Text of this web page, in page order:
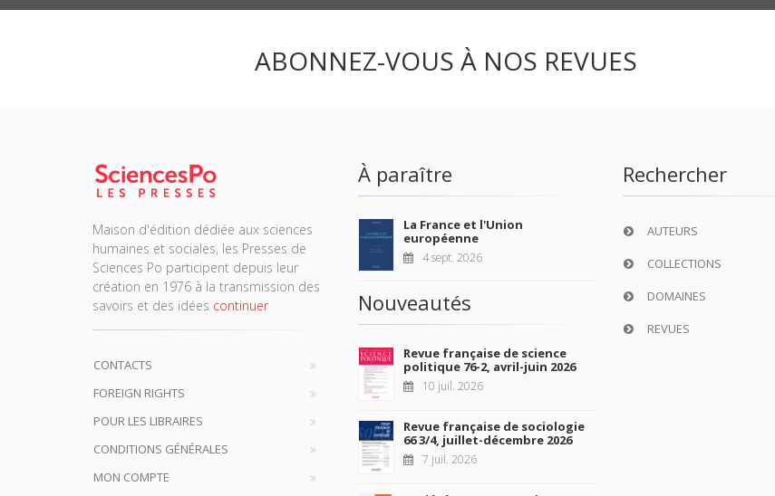
ABONNEZ-VOUS À NOS REVUES
Maison d'édition dédiée aux sciences
humaines et sociales, les Presses de
Sciences Po participent depuis leur
création en 1976 à la transmission des
savoirs et des idées continuer
CONTACTS
FOREIGN RIGHTS
POUR LES LIBRAIRES
CONDITIONS GÉNÉRALES
MON COMPTE
À paraître
La France et l'Union
européenne
4 sept. 2026
Nouveautés
Revue française de science
politique 76-2, avril-juin 2026
10 juil. 2026
Revue française de sociologie
66 3/4, juillet-décembre 2026
7 juil. 2026
Rechercher
AUTEURS
COLLECTIONS
DOMAINES
REVUES